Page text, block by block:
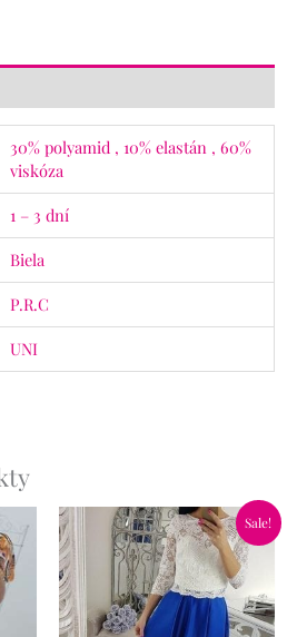
30% polyamid , 10% elastán , 60%
viskóza
1 – 3 dní
Biela
P.R.C
UNI
Sale!
Pôvodná
cena
bola:
65.90€.
Aktuálna
cena
je:
46.90€.